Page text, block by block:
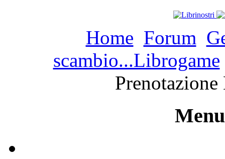
Home Forum
scambio...Librogame